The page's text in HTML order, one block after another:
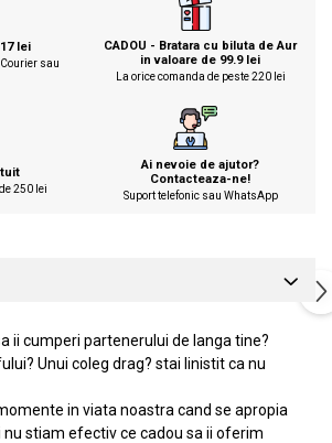
lei
sau
CADOU - Bratara cu biluta de Aur
in valoare de 99.9 lei
La orice comanda de peste 220 lei
250 lei
Ai nevoie de ajutor?
Contacteaza-ne!
Suport telefonic sau WhatsApp
ii cumperi partenerului de langa tine?
Unui coleg drag? stai linistit ca nu
in viata noastra cand se apropia
nu stiam efectiv ce cadou sa ii oferim